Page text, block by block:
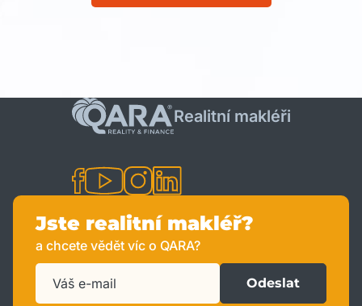
Realitní makléři
Jste realitní makléř?
a chcete vědět víc o QARA?
Odeslat